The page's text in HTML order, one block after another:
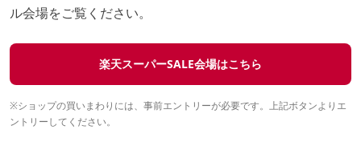
ル会場をご覧ください。
楽天スーパーSALE会場はこちら
※ショップの買いまわりには、事前エントリーが必要です。上記ボタンよりエ
ントリーしてください。